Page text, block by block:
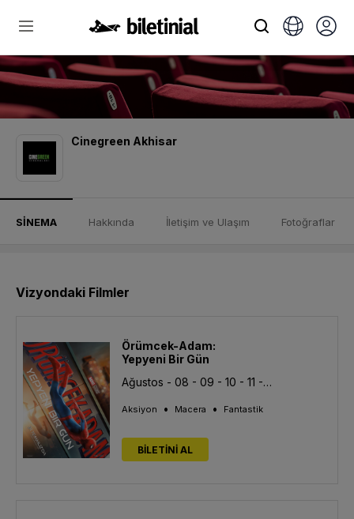
Cinegreen Akhisar
SİNEMA Hakkında İletişim ve Ulaşım Fotoğraflar
Vizyondaki Filmler
Örümcek-Adam:
Yepyeni Bir Gün
Ağustos - 08 - 09 - 10 - 11 - 12 - 13
Aksiyon • Macera • Fantastik
BİLETİNİ AL